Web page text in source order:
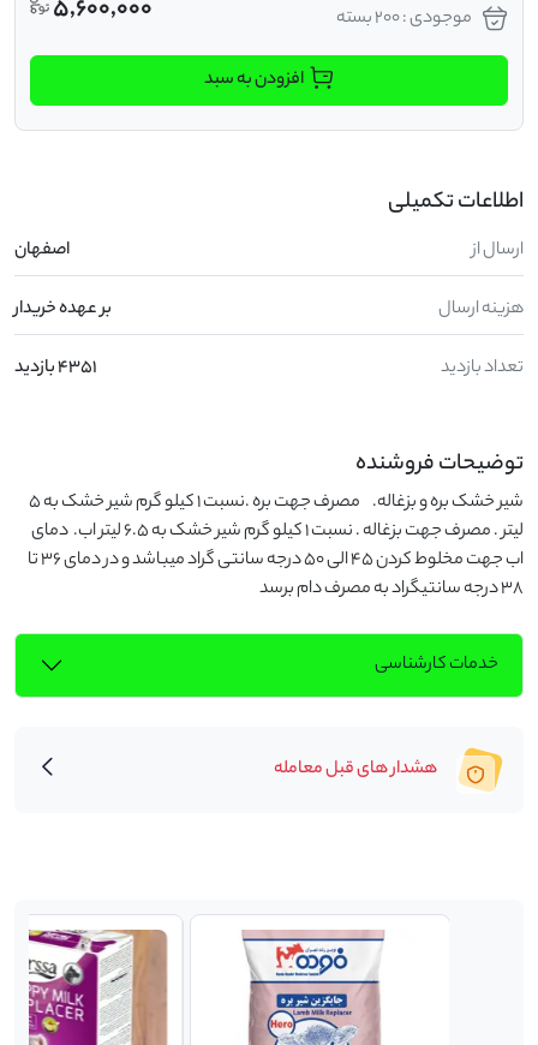
موجودی : 200 بسته
5,600,000
افزودن به سبد
اطلاعات تکمیلی
ارسال از اصفهان
هزینه ارسال بر عهده خریدار
تعداد بازدید 4351 بازدید
توضیحات فروشنده
38 درجه سانتیگراد به مصرف دام برسد
خدمات کارشناسی
هشدار های قبل معامله